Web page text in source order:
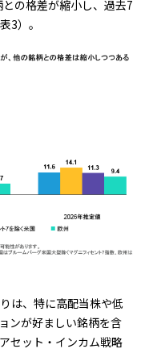
の格差が縮小し、過去7
3）。
は、特に高配当株や低
ンが好ましい銘柄を含
セット・インカム戦略